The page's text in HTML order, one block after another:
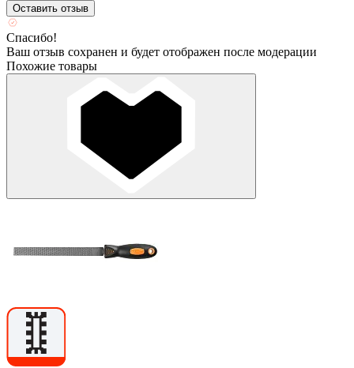
Оставить отзыв
Спасибо!
Ваш отзыв сохранен и будет отображен после модерации
Похожие товары